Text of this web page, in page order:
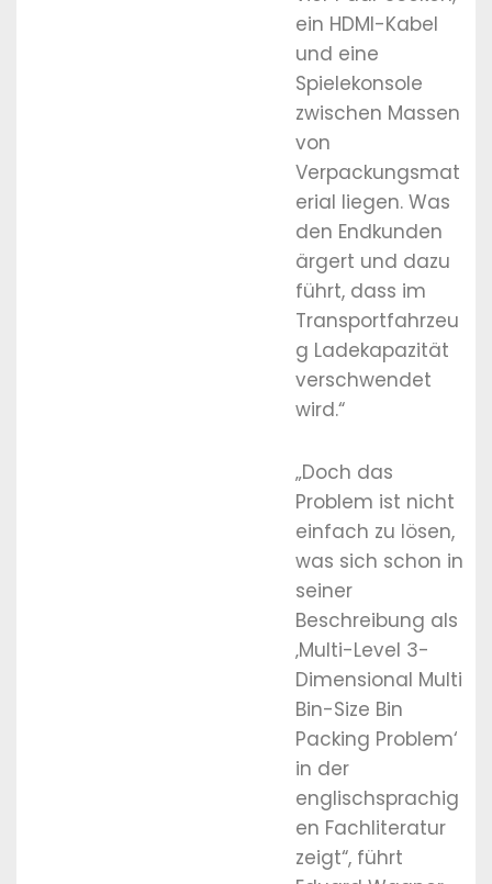
ein HDMI-Kabel
und eine
Spielekonsole
zwischen Massen
von
Verpackungsmat
erial liegen. Was
den Endkunden
ärgert und dazu
führt, dass im
Transportfahrzeu
g Ladekapazität
verschwendet
wird.“
„Doch das
Problem ist nicht
einfach zu lösen,
was sich schon in
seiner
Beschreibung als
‚Multi-Level 3-
Dimensional Multi
Bin-Size Bin
Packing Problem‘
in der
englischsprachig
en Fachliteratur
zeigt“, führt